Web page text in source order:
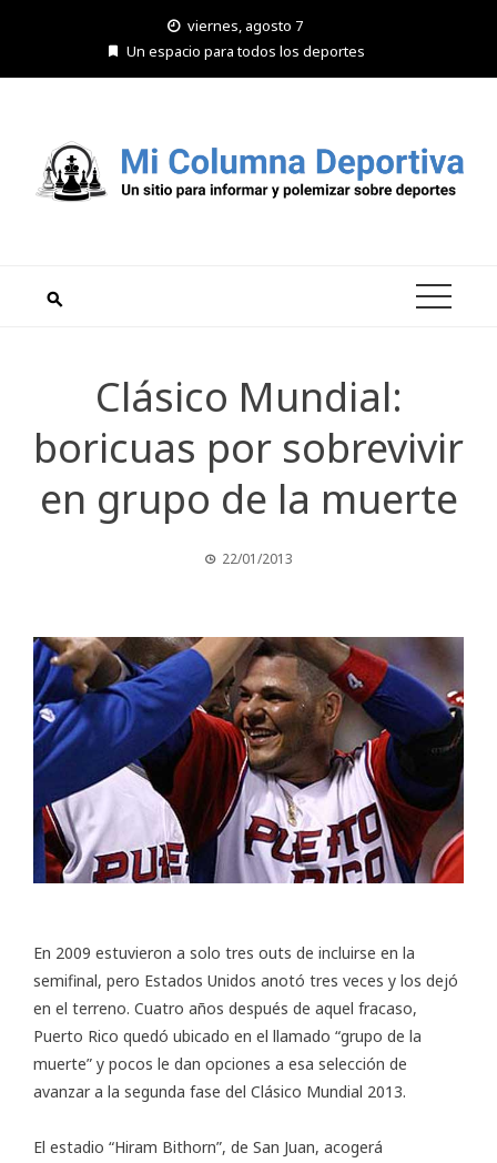
viernes, agosto 7
Un espacio para todos los deportes
Clásico Mundial:
boricuas por sobrevivir
en grupo de la muerte
22/01/2013
En 2009 estuvieron a solo tres outs de incluirse en la
semifinal, pero Estados Unidos anotó tres veces y los dejó
en el terreno. Cuatro años después de aquel fracaso,
Puerto Rico quedó ubicado en el llamado “grupo de la
muerte” y pocos le dan opciones a esa selección de
avanzar a la segunda fase del Clásico Mundial 2013.
El estadio “Hiram Bithorn”, de San Juan, acogerá